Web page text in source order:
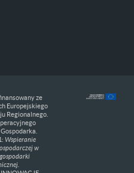
ze
Europejskiego
Regionalnego.
Wspieranie
w